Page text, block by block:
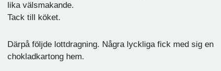
lika välsmakande.
Tack till köket.
Därpå följde lottdragning. Några lyckliga fick med sig en
chokladkartong hem.